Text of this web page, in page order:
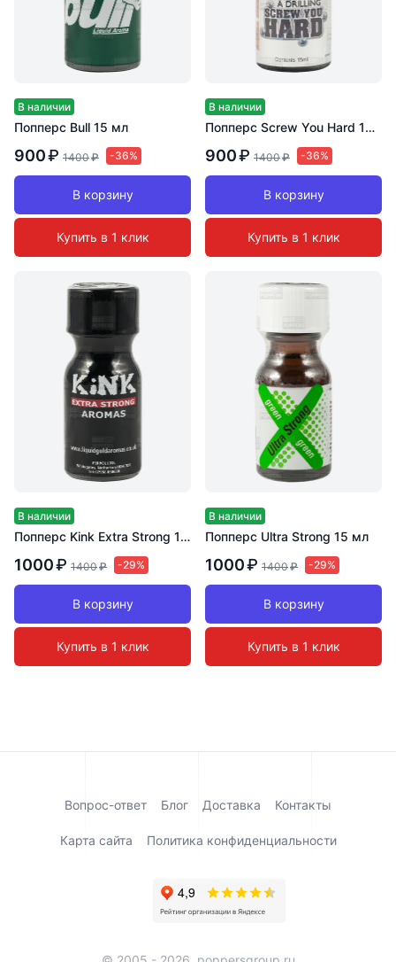
В наличии
Попперс Bull 15 мл
900₽ 1400₽ -36%
В корзину
Купить в 1 клик
В наличии
Попперс Screw You Hard 15 мл
900₽ 1400₽ -36%
В корзину
Купить в 1 клик
В наличии
Попперс Kink Extra Strong 15 мл
1000₽ 1400₽ -29%
В корзину
Купить в 1 клик
В наличии
Попперс Ultra Strong 15 мл
1000₽ 1400₽ -29%
В корзину
Купить в 1 клик
Вопрос-ответ Блог Доставка Контакты
Карта сайта Политика конфиденциальности